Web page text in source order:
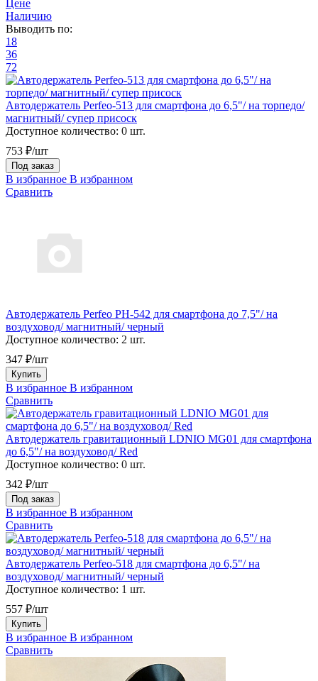
Цене
Наличию
Выводить по:
18
36
72
Автодержатель Perfeo-513 для смартфона до 6,5"/ на торпедо/
магнитный/ супер присоск
Доступное количество: 0 шт.
753 ₽/шт
Под заказ
В избранное В избранном
Сравнить
Автодержатель Perfeo PH-542 для смартфона до 7,5"/ на
воздуховод/ магнитный/ черный
Доступное количество: 2 шт.
347 ₽/шт
Купить
В избранное В избранном
Сравнить
Автодержатель гравитационный LDNIO MG01 для смартфона
до 6,5"/ на воздуховод/ Red
Доступное количество: 0 шт.
342 ₽/шт
Под заказ
В избранное В избранном
Сравнить
Автодержатель Perfeo-518 для смартфона до 6,5"/ на
воздуховод/ магнитный/ черный
Доступное количество: 1 шт.
557 ₽/шт
Купить
В избранное В избранном
Сравнить